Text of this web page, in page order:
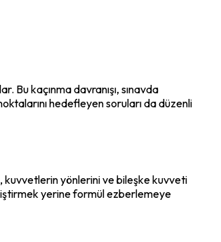
Bu kaçınma davranışı, sınavda
hedefleyen soruları da düzenli
kuvvetlerin yönlerini ve bileşke kuvveti
yerine formül ezberlemeye